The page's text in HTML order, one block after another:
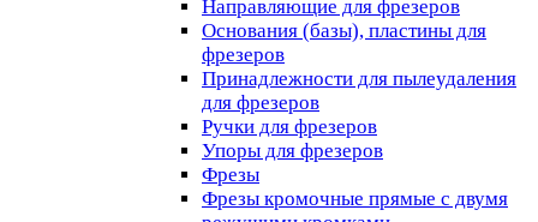
Направляющие для фрезеров
Основания (базы), пластины для
фрезеров
Принадлежности для пылеудаления
для фрезеров
Ручки для фрезеров
Упоры для фрезеров
Фрезы
Фрезы кромочные прямые с двумя